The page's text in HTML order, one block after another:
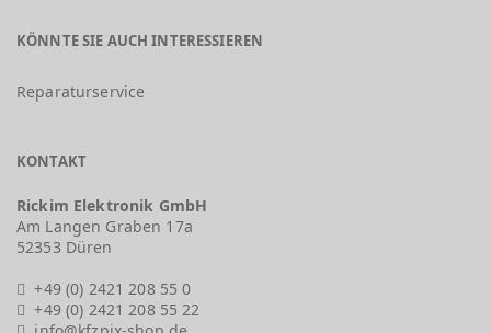
KÖNNTE SIE AUCH INTERESSIEREN
Reparaturservice
KONTAKT
Rickim Elektronik GmbH
Am Langen Graben 17a
52353 Düren
+49 (0) 2421 208 55 0
+49 (0) 2421 208 55 22